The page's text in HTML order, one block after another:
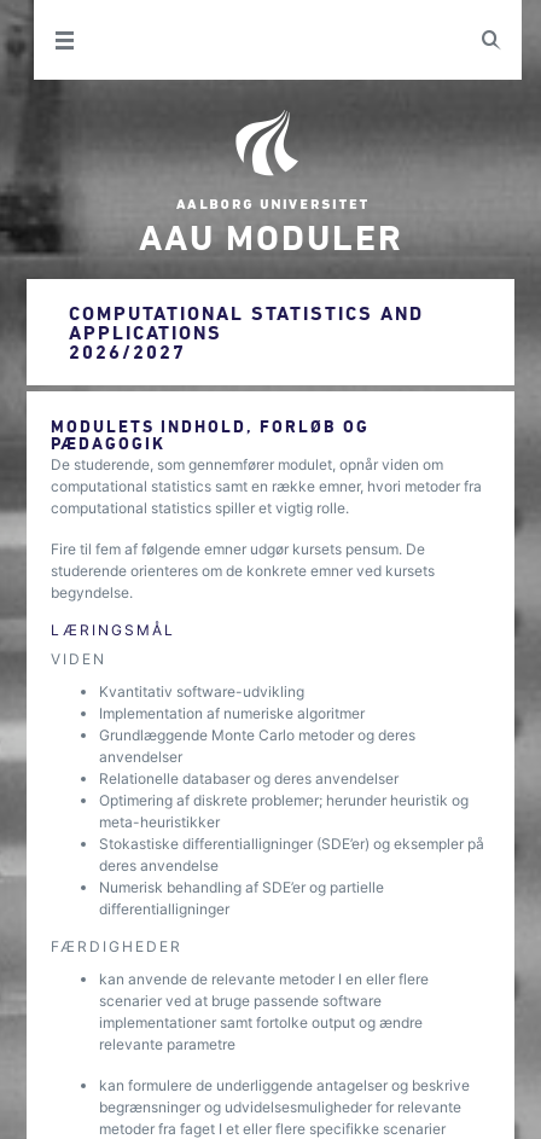
AAU MODULER
COMPUTATIONAL STATISTICS AND
APPLICATIONS
2026/2027
MODULETS INDHOLD, FORLØB OG
PÆDAGOGIK
De studerende, som gennemfører modulet, opnår viden om
computational statistics samt en række emner, hvori metoder fra
computational statistics spiller et vigtig rolle.
Fire til fem af følgende emner udgør kursets pensum. De
studerende orienteres om de konkrete emner ved kursets
begyndelse.
LÆRINGSMÅL
VIDEN
Kvantitativ software-udvikling
Implementation af numeriske algoritmer
Grundlæggende Monte Carlo metoder og deres
anvendelser
Relationelle databaser og deres anvendelser
Optimering af diskrete problemer; herunder heuristik og
meta-heuristikker
Stokastiske differentialligninger (SDE’er) og eksempler på
deres anvendelse
Numerisk behandling af SDE’er og partielle
differentialligninger
FÆRDIGHEDER
kan anvende de relevante metoder I en eller flere
scenarier ved at bruge passende software
implementationer samt fortolke output og ændre
relevante parametre
kan formulere de underliggende antagelser og beskrive
begrænsninger og udvidelsesmuligheder for relevante
metoder fra faget I et eller flere specifikke scenarier